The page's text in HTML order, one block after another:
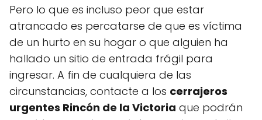
Pero lo que es incluso peor que estar
atrancado es percatarse de que es víctima
de un hurto en su hogar o que alguien ha
hallado un sitio de entrada frágil para
ingresar. A fin de cualquiera de las
circunstancias, contacte a los cerrajeros
urgentes Rincón de la Victoria que podrán